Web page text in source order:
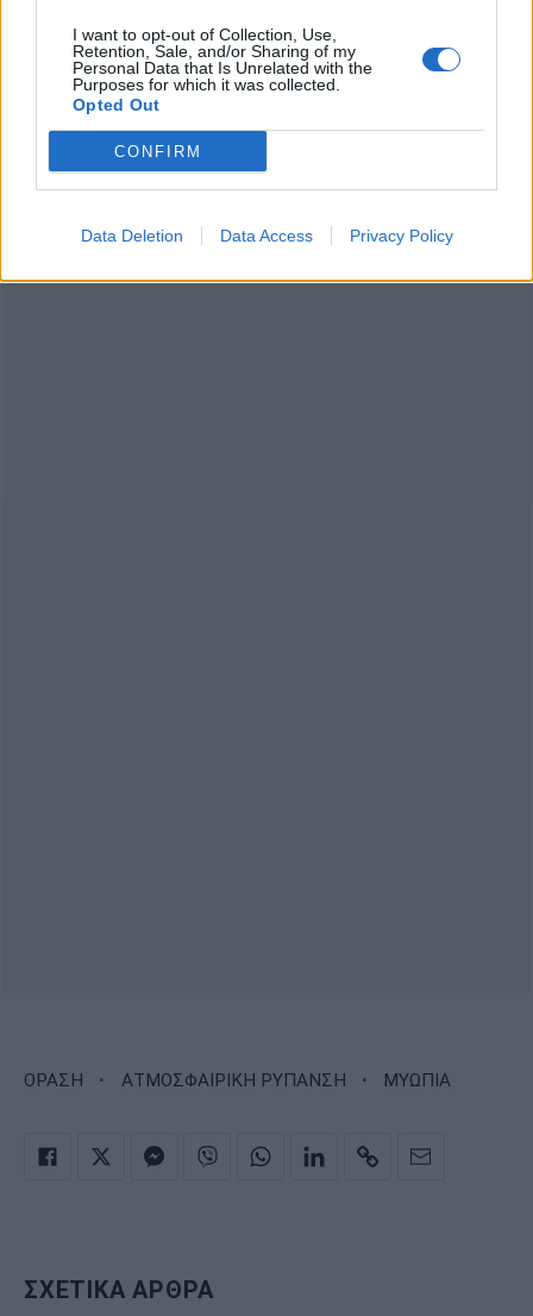
I want to opt-out of Collection, Use,
Retention, Sale, and/or Sharing of my
Personal Data that Is Unrelated with the
Purposes for which it was collected.
Opted Out
CONFIRM
Data Deletion Data Access Privacy Policy
μειώσει μόνο το συνολικό φορτίο νόσων, αλλά
μπορεί επίσης να βελτιώσει την υγεία των
ματιών», καταλήγει ο Shi. «Η μείωση της έκθεσης
είναι το κλειδί».
περιοδικόPNAS Nexus.
ΟΡΑΣΗ · ΑΤΜΟΣΦΑΙΡΙΚΗ ΡΥΠΑΝΣΗ · ΜΥΩΠΙΑ
ΣΧΕΤΙΚΑ ΑΡΘΡΑ